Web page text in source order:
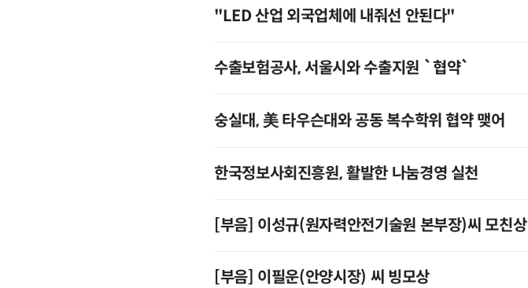
"LED 산업 외국업체에 내줘선 안된다"
수출보험공사, 서울시와 수출지원 `협약`
숭실대, 美 타우슨대와 공동 복수학위 협약 맺어
한국정보사회진흥원, 활발한 나눔경영 실천
[부음] 이성규(원자력안전기술원 본부장)씨 모친상
[부음] 이필운(안양시장) 씨 빙모상